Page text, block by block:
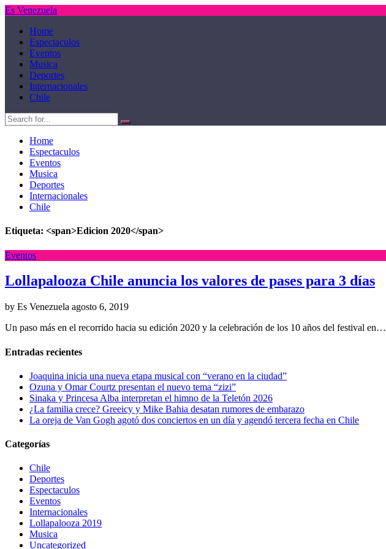
Es Venezuela
Home
Espectaculos
Eventos
Musica
Deportes
Internacionales
Chile
Home
Espectaculos
Eventos
Musica
Deportes
Internacionales
Chile
Etiqueta: <span>Edicion 2020</span>
Eventos
Lollapalooza Chile anuncia los valores de pases para 3 días
by Es Venezuela agosto 6, 2019
Un paso más en el recorrido hacia su edición 2020 y la celebración de los 10 años del festival en…
Entradas recientes
Joaquina inicia una nueva etapa musical con “verano en la ciudad”
Ozuna y Omar Courtz presentan el nuevo tema “zizi”
Sinaka y Princesa Alba interpretan el himno de la Teletón 2026
¿La familia crece? Greeicy y Mike Bahia desatan rumores de embarazo
La oreja de Van Gogh agotó dos conciertos en un día y agendó tercera fecha en Chile
Categorías
Chile
Deportes
Espectaculos
Eventos
Internacionales
Lollapalooza 2019
Musica
Uncategorized